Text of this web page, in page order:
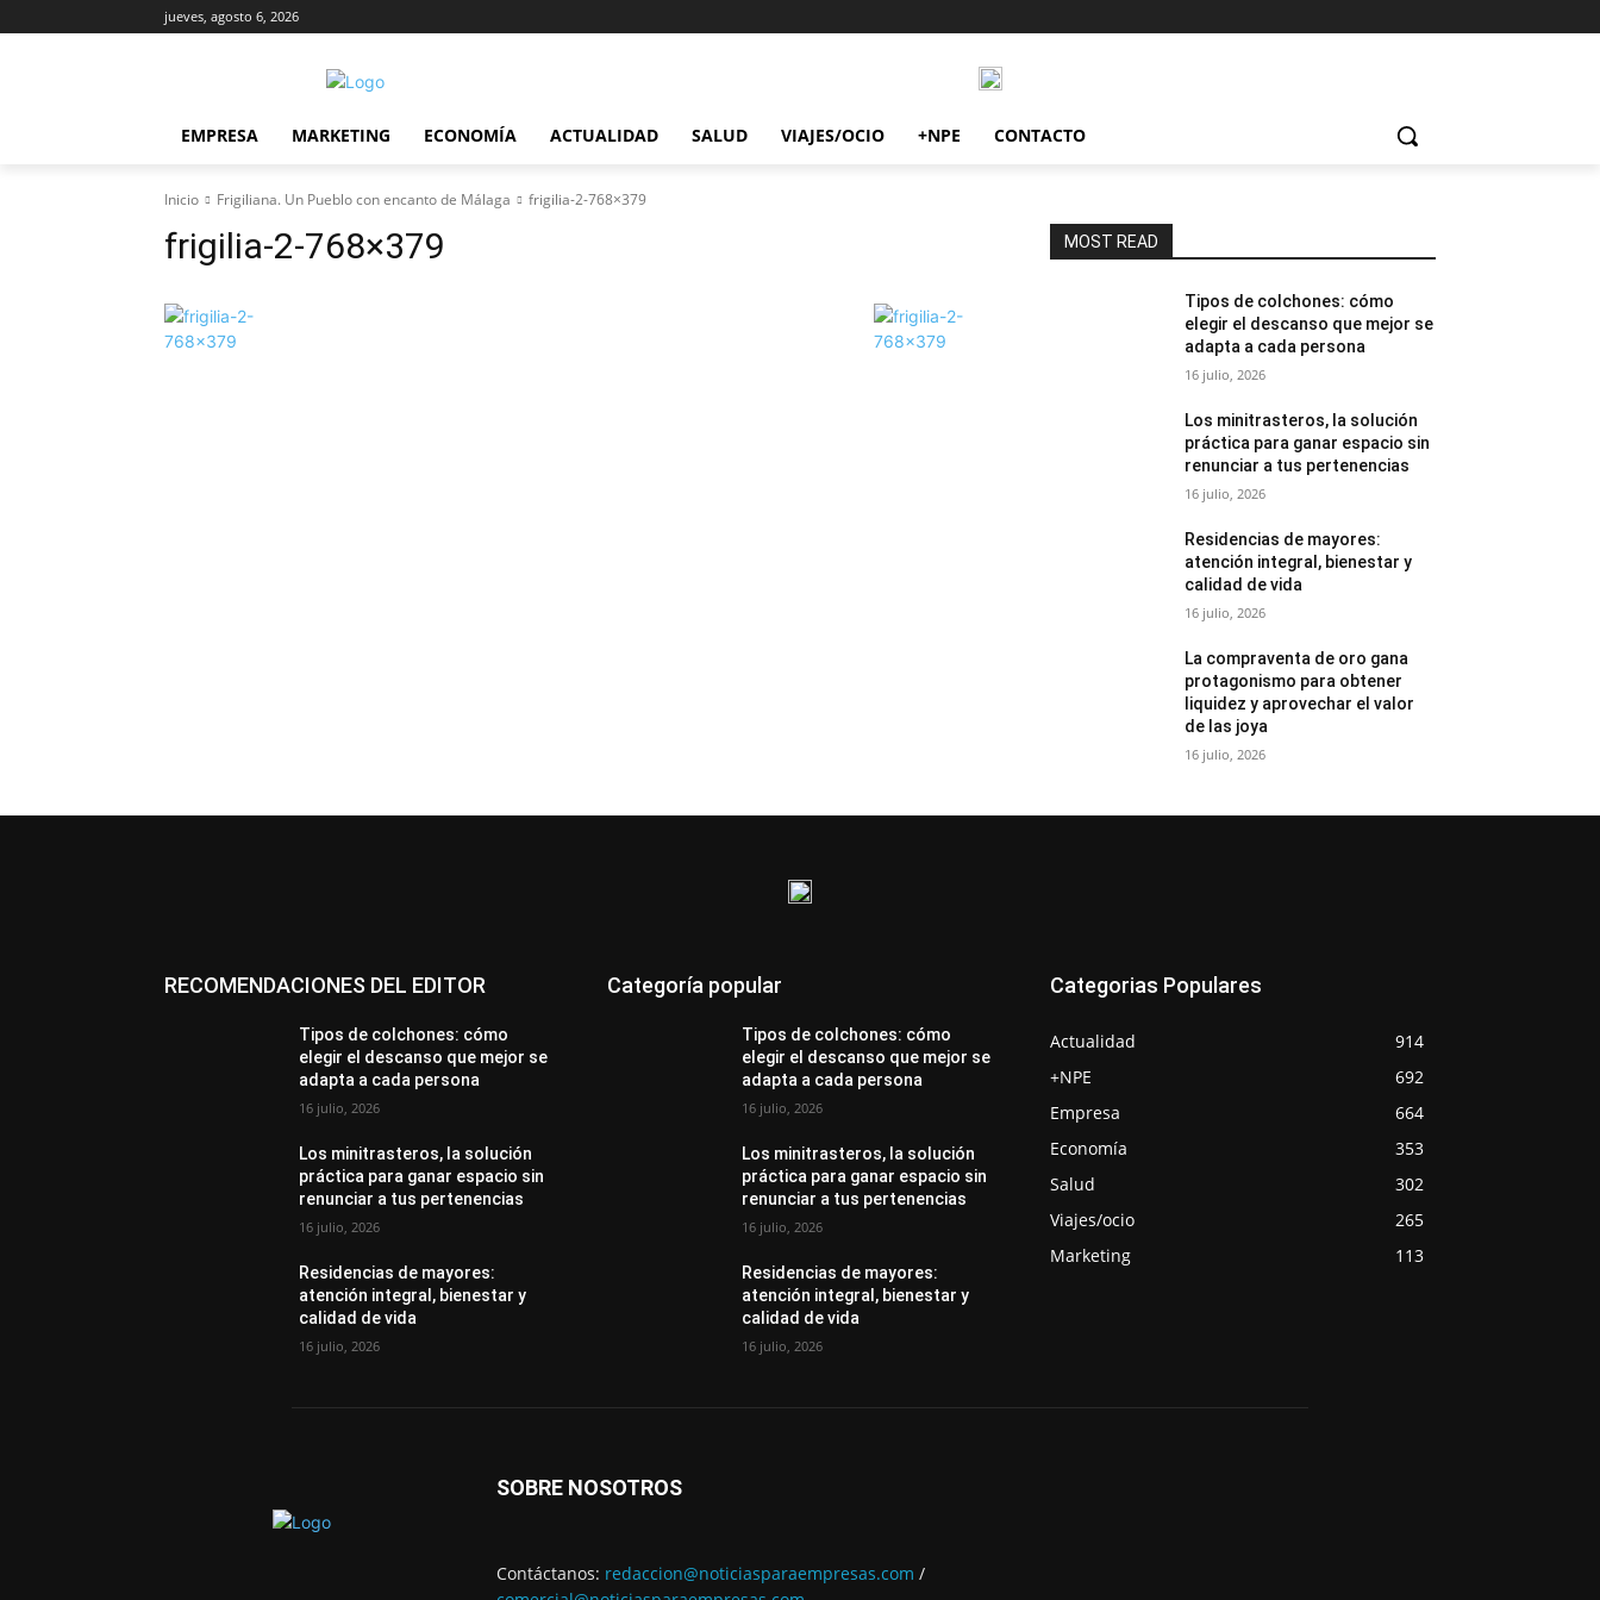
jueves, agosto 6, 2026
EMPRESA MARKETING ECONOMÍA ACTUALIDAD SALUD VIAJES/OCIO +NPE CONTACTO
Inicio Frigiliana. Un Pueblo con encanto de Málaga frigilia-2-768×379
frigilia-2-768×379 MOST READ
Tipos de colchones: cómo
elegir el descanso que mejor se
adapta a cada persona
16 julio, 2026
Los minitrasteros, la solución
práctica para ganar espacio sin
renunciar a tus pertenencias
16 julio, 2026
Residencias de mayores:
atención integral, bienestar y
calidad de vida
16 julio, 2026
La compraventa de oro gana
protagonismo para obtener
liquidez y aprovechar el valor
de las joya
16 julio, 2026
RECOMENDACIONES DEL EDITOR
Tipos de colchones: cómo
elegir el descanso que mejor se
adapta a cada persona
16 julio, 2026
Los minitrasteros, la solución
práctica para ganar espacio sin
renunciar a tus pertenencias
16 julio, 2026
Residencias de mayores:
atención integral, bienestar y
calidad de vida
16 julio, 2026
Categoría popular
Tipos de colchones: cómo
elegir el descanso que mejor se
adapta a cada persona
16 julio, 2026
Los minitrasteros, la solución
práctica para ganar espacio sin
renunciar a tus pertenencias
16 julio, 2026
Residencias de mayores:
atención integral, bienestar y
calidad de vida
16 julio, 2026
Categorias Populares
Actualidad
914
+NPE
692
Empresa
664
Economía
353
Salud
302
Viajes/ocio
265
Marketing
113
SOBRE NOSOTROS
Contáctanos: redaccion@noticiasparaempresas.com /